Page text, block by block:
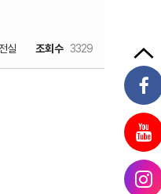
실 조회수 3329